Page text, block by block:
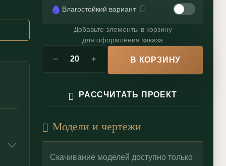
Влагостойкий вариант
Добавьте элементы в корзину
для оформления заказа
В КОРЗИНУ
РАССЧИТАТЬ ПРОЕКТ
Модели и чертежи
Скачивание моделей доступно только